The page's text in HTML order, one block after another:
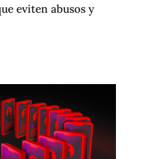
eviten abusos y